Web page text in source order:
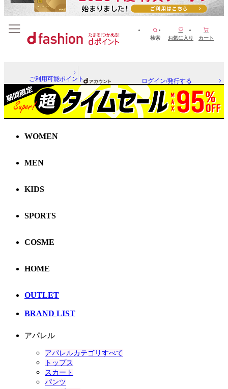
検索 お気に入り カート
ご利用可能ポイント ログイン/発行する
WOMEN
MEN
KIDS
SPORTS
COSME
HOME
OUTLET
BRAND LIST
アパレル
アパレルカテゴリすべて
トップス
スカート
パンツ